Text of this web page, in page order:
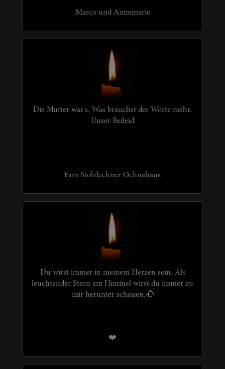
Marco und Annemarie
Die Mutter war's. Was brauchst der Worte mehr.
Unser Beileid
Fam Stolzlechner Ochnahaus
Du wirst immer in meinem Herzen sein. Als
leuchtender Stern am Himmel wirst du immer zu
mir herunter schauen.🥀
❤️